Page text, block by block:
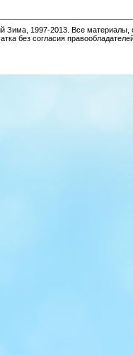
1997-2013. Все материалы,
без согласия